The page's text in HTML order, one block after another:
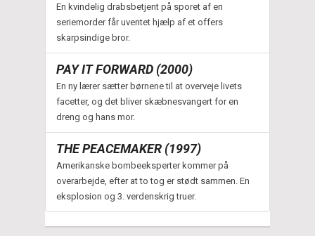
En kvindelig drabsbetjent på sporet af en
seriemorder får uventet hjælp af et offers
skarpsindige bror.
PAY IT FORWARD (2000)
En ny lærer sætter børnene til at overveje livets
facetter, og det bliver skæbnesvangert for en
dreng og hans mor.
THE PEACEMAKER (1997)
Amerikanske bombeeksperter kommer på
overarbejde, efter at to tog er stødt sammen. En
eksplosion og 3. verdenskrig truer.